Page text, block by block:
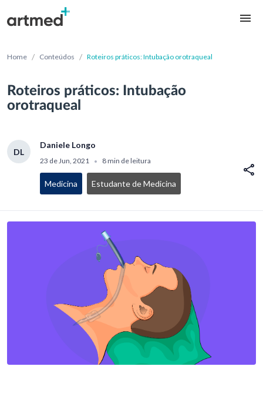
Home / Conteúdos / Roteiros práticos: Intubação orotraqueal
Roteiros práticos: Intubação
orotraqueal
DL
Daniele Longo
23 de Jun, 2021 • 8 min de leitura
Medicina Estudante de Medicina